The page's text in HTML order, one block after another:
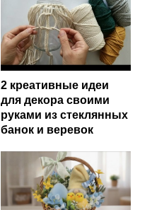
2 креативные идеи
для декора своими
руками из стеклянных
банок и веревок